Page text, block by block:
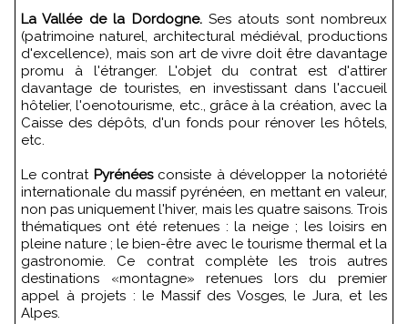
La Vallée de la Dordogne.Ses atouts sont nombreux
(patrimoine naturel, architectural médiéval, productions
d'excellence), mais son art de vivre doit être davantage
promu à l'étranger. L'objet du contrat est d'attirer
davantage de touristes, en investissant dans l'accueil
hôtelier, l'oenotourisme, etc., grâce à la création, avec la
Caisse des dépôts, d'un fonds pour rénover les hôtels,
etc.
Le contrat Pyrénéesconsiste à développer la notoriété
internationale du massif pyrénéen, en mettant en valeur,
non pas uniquement l'hiver, mais les quatre saisons. Trois
thématiques ont été retenues : la neige ; les loisirs en
pleine nature ; le bien-être avec le tourisme thermal et la
gastronomie. Ce contrat complète les trois autres
destinations «montagne» retenues lors du premier
appel à projets : le Massif des Vosges, le Jura, et les
Alpes.